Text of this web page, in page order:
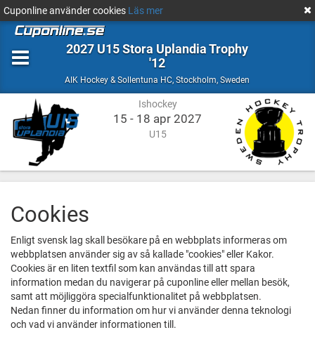
Cuponline använder cookies Läs mer
2027 U15 Stora Uplandia Trophy
'12
AIK Hockey & Sollentuna HC,Ishockey
Stockholm, SwedenStockholm,
Sweden
Ishockey
15 - 18 apr 2027
U15
Cookies
Enligt svensk lag skall besökare på en webbplats informeras om
webbplatsen använder sig av så kallade "cookies" eller Kakor.
Cookies är en liten textfil som kan användas till att spara
information medan du navigerar på cuponline eller mellan besök,
samt att möjliggöra specialfunktionalitet på webbplatsen.
Nedan finner du information om hur vi använder denna teknologi
och vad vi använder informationen till.